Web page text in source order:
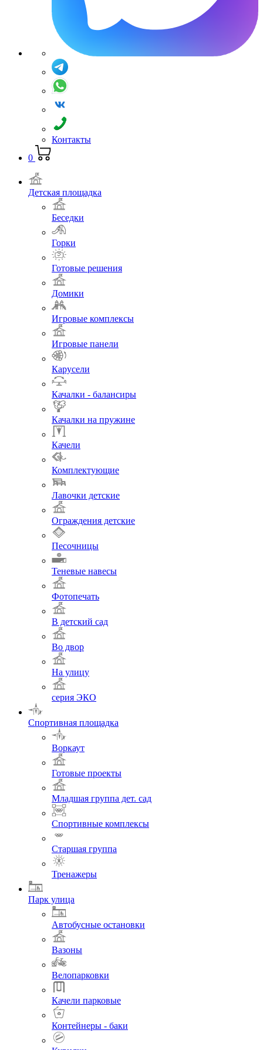
Контакты
0
Детская площадка
Беседки
Горки
Готовые решения
Домики
Игровые комплексы
Игровые панели
Карусели
Качалки - балансиры
Качалки на пружине
Качели
Комплектующие
Лавочки детские
Ограждения детские
Песочницы
Теневые навесы
Фотопечать
В детский сад
Во двор
На улицу
серия ЭКО
Спортивная площадка
Воркаут
Готовые проекты
Младшая группа дет. сад
Спортивные комплексы
Старшая группа
Тренажеры
Парк улица
Автобусные остановки
Вазоны
Велопарковки
Качели парковые
Контейнеры - баки